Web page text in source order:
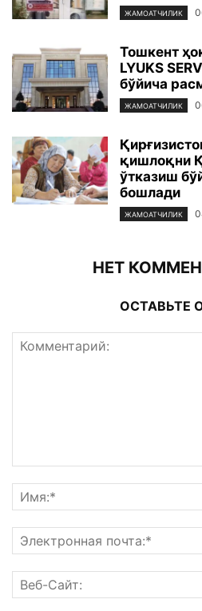
ЖАМОАТЧИЛИК
Тошкент
LYUKS
бўйича
ЖАМОАТЧИЛИК
қишлоқни
ўтказиш
бошлади
ЖАМОАТЧИЛИК
НЕТ
ОСТАВЬТЕ